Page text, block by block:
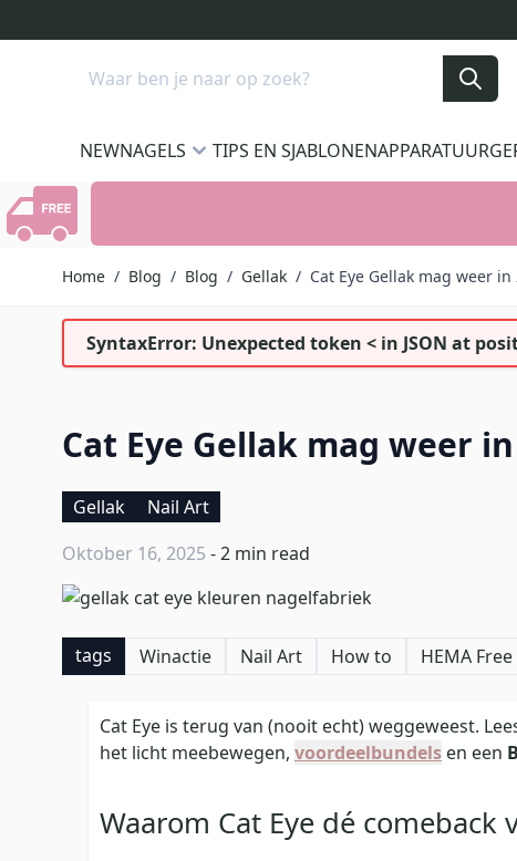
Search
NEWNAGELS TIPS EN SJABLONENAPPARATUUR
Home / Blog / Blog / Gellak / Cat Eye Gellak mag weer in
SyntaxError: Unexpected token < in JSON at
Cat Eye Gellak mag weer
Gellak
Nail Art
Oktober 16, 2025 - 2 min read
tags Winactie Nail Art How to HEMA Free
Cat Eye is terug van (nooit echt) weggeweest.
het licht meebewegen, voordeelbundels en een
Waarom Cat Eye dé comeback